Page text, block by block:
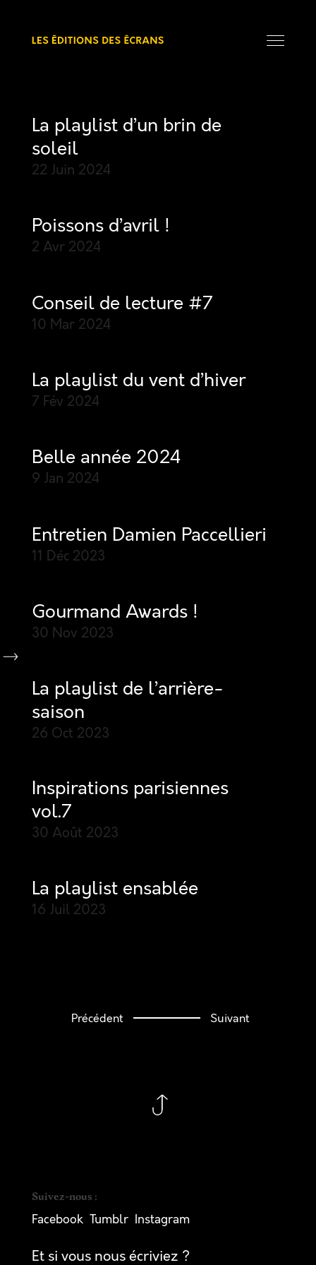
La playlist d’un brin de
soleil
22 Juin 2024
Poissons d’avril !
2 Avr 2024
Conseil de lecture #7
10 Mar 2024
La playlist du vent d’hiver
7 Fév 2024
Belle année 2024
9 Jan 2024
Entretien Damien Paccellieri
11 Déc 2023
Gourmand Awards !
30 Nov 2023
La playlist de l’arrière-
saison
26 Oct 2023
Inspirations parisiennes
vol.7
30 Août 2023
La playlist ensablée
16 Juil 2023
Précédent Suivant
Suivez-nous :
Facebook Tumblr Instagram
Et si vous nous écriviez ?